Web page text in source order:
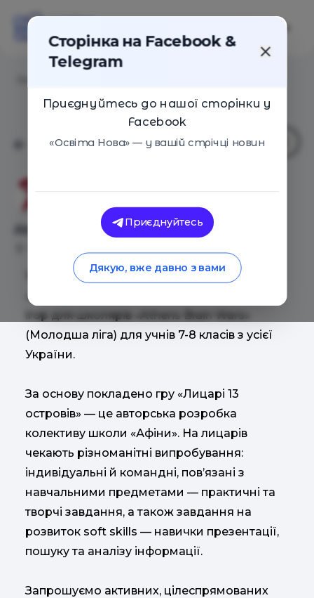
Athens Brain Wars. Молодша ліга
14-15 лютого 2020 року приватна школа
«Афіни» проводить Чемпіонат із ділових
ігор для школярів «Athens Brain Wars»
(Молодша ліга) для учнів 7-8 класів з усієї
України.
За основу покладено гру «Лицарі 13
островів» — це авторська розробка
колективу школи «Афіни». На лицарів
чекають різноманітні випробування:
індивідуальні й командні, пов’язані з
навчальними предметами — практичні та
творчі завдання, а також завдання на
розвиток soft skills — навички презентації,
пошуку та аналізу інформації.
Запрошуємо активних, цілеспрямованих
Сторінка на Facebook &
Telegram
Приєднуйтесь до нашої сторінки у
Facebook
«Освіта Нова» — у вашій стрічці новин
Приєднуйтесь
Дякую, вже давно з вами